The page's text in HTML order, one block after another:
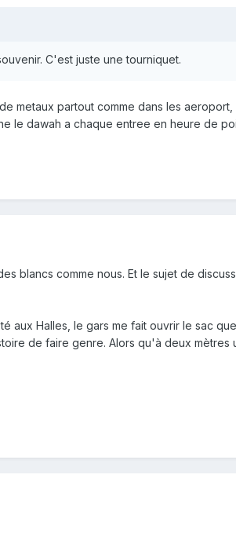
C'est juste une tourniquet.
metaux partout comme dans les
le dawah a chaque entree en heure de
blancs comme nous. Et le sujet de
Halles, le gars me fait ouvrir le sac
de faire genre. Alors qu'à deux mètres